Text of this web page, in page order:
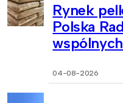
Rynek
Polska
wspólnych
04-08-2026